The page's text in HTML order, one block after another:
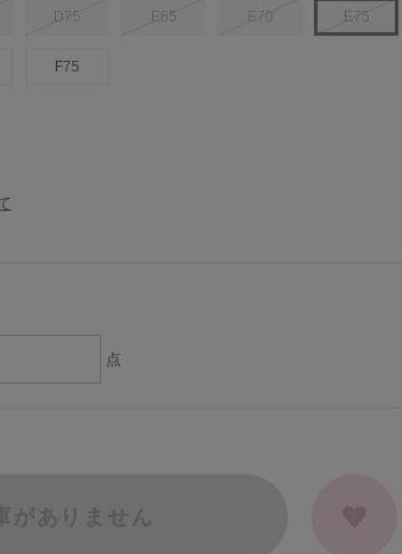
D75 E65 E70 E75
F75
点
がありません